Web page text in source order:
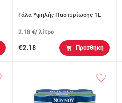
Γάλα Υψηλής Παστερίωσης 1L
2.18 €/ λίτρο
€2.18 Προσθήκη